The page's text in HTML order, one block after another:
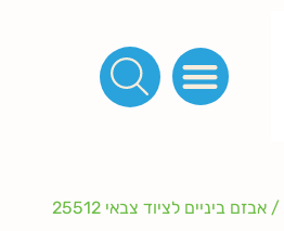
/ אבזם ביניים לציוד צבאי 25512